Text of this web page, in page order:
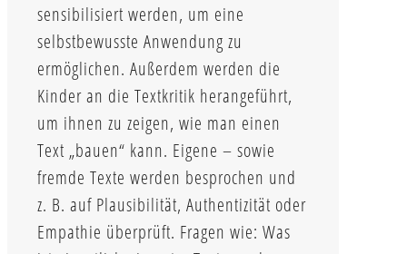
sensibilisiert werden, um eine
selbstbewusste Anwendung zu
ermöglichen. Außerdem werden die
Kinder an die Textkritik herangeführt,
um ihnen zu zeigen, wie man einen
Text „bauen“ kann. Eigene – sowie
fremde Texte werden besprochen und
z. B. auf Plausibilität, Authentizität oder
Empathie überprüft. Fragen wie: Was